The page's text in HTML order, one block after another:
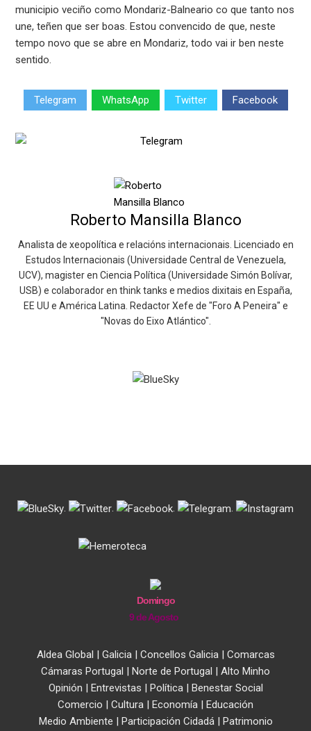
municipio veciño como Mondariz-Balneario co que tanto nos
une, teñen que ser boas. Estou convencido de que, neste
tempo novo que se abre en Mondariz, todo vai ir ben neste
sentido.
Telegram WhatsApp Twitter Facebook
Roberto Mansilla Blanco
Analista de xeopolítica e relacións internacionais. Licenciado en
Estudos Internacionais (Universidade Central de Venezuela,
UCV), magister en Ciencia Política (Universidade Simón Bolívar,
USB) e colaborador en think tanks e medios dixitais en España,
EE UU e América Latina. Redactor Xefe de "Foro A Peneira" e
"Novas do Eixo Atlántico".
. . . .
Domingo
9 de Agosto
Aldea Global | Galicia| Concellos Galicia| Comarcas
Cámaras Portugal | Norte de Portugal | Alto Minho
Opinión | Entrevistas | Política| Benestar Social
Comercio | Cultura | Economía | Educación
Medio Ambiente | Participación Cidadá| Patrimonio